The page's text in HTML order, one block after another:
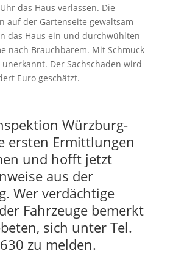
das Haus verlassen. Die
auf der Gartenseite gewaltsam
das Haus ein und durchwühlten
nach Brauchbarem. Mit Schmuck
Der Sachschaden wird
Euro geschätzt.
Würzburg-
ersten Ermittlungen
und hofft jetzt
aus der
Wer verdächtige
Fahrzeuge bemerkt
sich unter Tel.
zu melden.